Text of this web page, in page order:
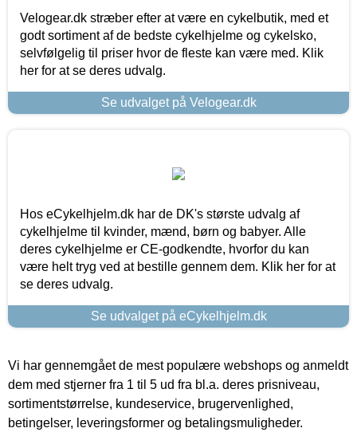
Velogear.dk stræber efter at være en cykelbutik, med et
godt sortiment af de bedste cykelhjelme og cykelsko,
selvfølgelig til priser hvor de fleste kan være med. Klik
her for at se deres udvalg.
Se udvalget på Velogear.dk
Hos eCykelhjelm.dk har de DK's største udvalg af
cykelhjelme til kvinder, mænd, børn og babyer. Alle
deres cykelhjelme er CE-godkendte, hvorfor du kan
være helt tryg ved at bestille gennem dem. Klik her for at
se deres udvalg.
Se udvalget på eCykelhjelm.dk
Vi har gennemgået de mest populære webshops og anmeldt
dem med stjerner fra 1 til 5 ud fra bl.a. deres prisniveau,
sortimentstørrelse, kundeservice, brugervenlighed,
betingelser, leveringsformer og betalingsmuligheder.